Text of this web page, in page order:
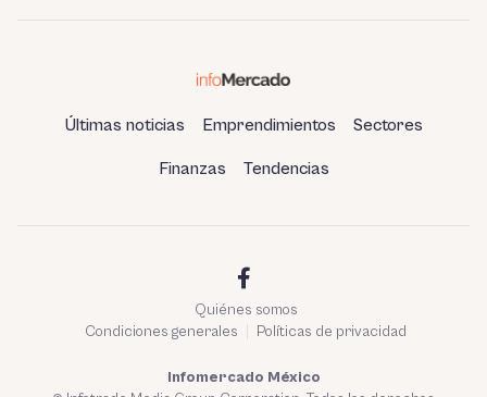
Últimas noticias Emprendimientos Sectores
Finanzas Tendencias
Quiénes somos
Condiciones generales
Políticas de privacidad
Infomercado México